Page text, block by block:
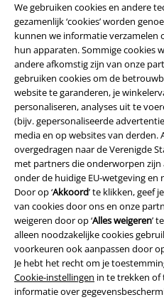
We gebruiken cookies en andere
gezamenlijk ‘cookies’ worden
kunnen we informatie verzamelen
hun apparaten. Sommige cookies
andere afkomstig zijn van onze
gebruiken cookies om de
website te garanderen, je
personaliseren, analyses uit te
(bijv. gepersonaliseerde
media en op websites van derden.
overgedragen naar de Verenigde
met partners die onderworpen
onder de huidige EU-wetgeving en
Door op ‘Akkoord’ te klikken, geef
van cookies door ons en onze
weigeren door op ‘Alles weigeren’
alleen noodzakelijke cookies
voorkeuren ook aanpassen door op
Je hebt het recht om je
Cookie-instellingen in te trekken of
informatie over
Legal
Algemene Voorwaarden
Bedrijfsgegevens
Privacyverklaring
Verklaring van conformiteit